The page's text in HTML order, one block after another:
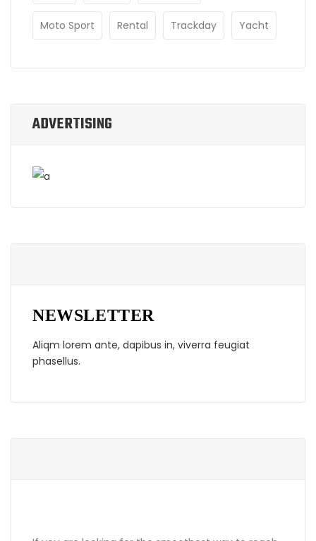
Moto Sport Rental Trackday Yacht
ADVERTISING
NEWSLETTER
Aliqm lorem ante, dapibus in, viverra feugiat
phasellus.